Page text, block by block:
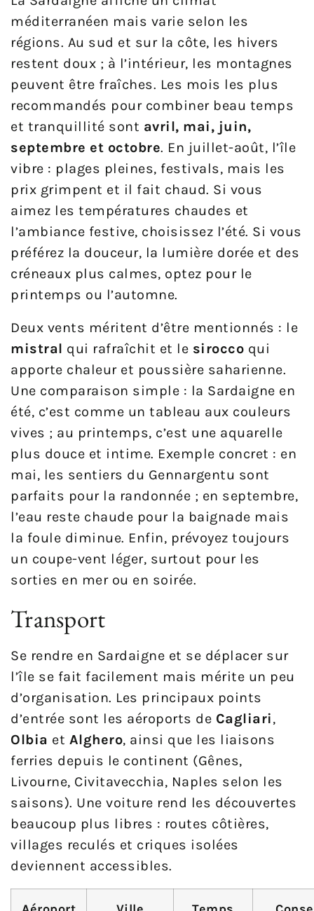
méditerranéen mais varie selon les
régions. Au sud et sur la côte, les hivers
restent doux ; à l’intérieur, les montagnes
peuvent être fraîches. Les mois les plus
recommandés pour combiner beau temps
et tranquillité sont avril, mai, juin,
septembre et octobre. En juillet-août, l’île
vibre : plages pleines, festivals, mais les
prix grimpent et il fait chaud. Si vous
aimez les températures chaudes et
l’ambiance festive, choisissez l’été. Si vous
préférez la douceur, la lumière dorée et des
créneaux plus calmes, optez pour le
printemps ou l’automne.
Deux vents méritent d’être mentionnés : le
mistral qui rafraîchit et le sirocco qui
apporte chaleur et poussière saharienne.
Une comparaison simple : la Sardaigne en
été, c’est comme un tableau aux couleurs
vives ; au printemps, c’est une aquarelle
plus douce et intime. Exemple concret : en
mai, les sentiers du Gennargentu sont
parfaits pour la randonnée ; en septembre,
l’eau reste chaude pour la baignade mais
la foule diminue. Enfin, prévoyez toujours
un coupe-vent léger, surtout pour les
sorties en mer ou en soirée.
Transport
Se rendre en Sardaigne et se déplacer sur
l’île se fait facilement mais mérite un peu
d’organisation. Les principaux points
d’entrée sont les aéroports de Cagliari,
Olbia et Alghero, ainsi que les liaisons
ferries depuis le continent (Gênes,
Livourne, Civitavecchia, Naples selon les
saisons). Une voiture rend les découvertes
beaucoup plus libres : routes côtières,
villages reculés et criques isolées
deviennent accessibles.